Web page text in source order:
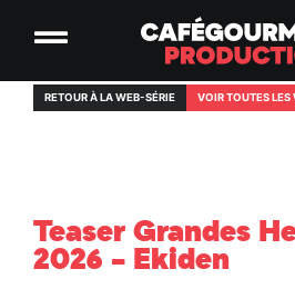
RETOUR À LA WEB-SÉRIE VOIR TOUTES LES
Teaser Grandes
2026 – Ekiden